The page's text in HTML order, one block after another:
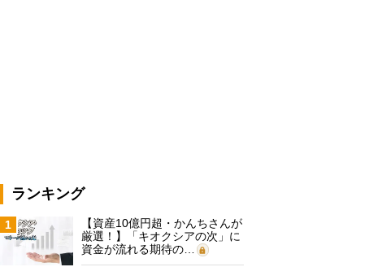
ランキング
1
【資産10億円超・かんちさんが
厳選！】「キオクシアの次」に
資金が流れる期待の…